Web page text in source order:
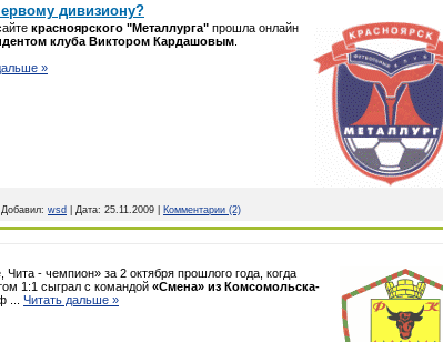
дивизиону?
красноярского "Металлурга" прошла онлайн
клуба Виктором Кардашовым
»
Добавил: wsd Дата: 25.11.2009 Комментарии (2)
- чемпион» за 2 октября прошлого года, когда
1:1 сыграл с командой «Смена» из Комсомольска-
Читать дальше »